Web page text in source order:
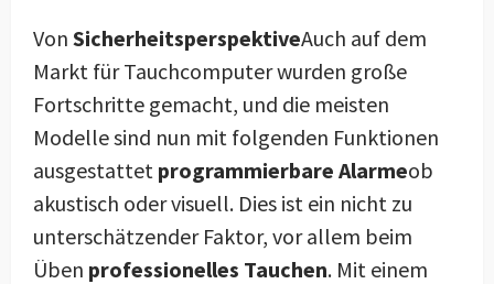
Von SicherheitsperspektiveAuch auf dem
Markt für Tauchcomputer wurden große
Fortschritte gemacht, und die meisten
Modelle sind nun mit folgenden Funktionen
ausgestattet programmierbare Alarmeob
akustisch oder visuell. Dies ist ein nicht zu
unterschätzender Faktor, vor allem beim
Üben professionelles Tauchen. Mit einem